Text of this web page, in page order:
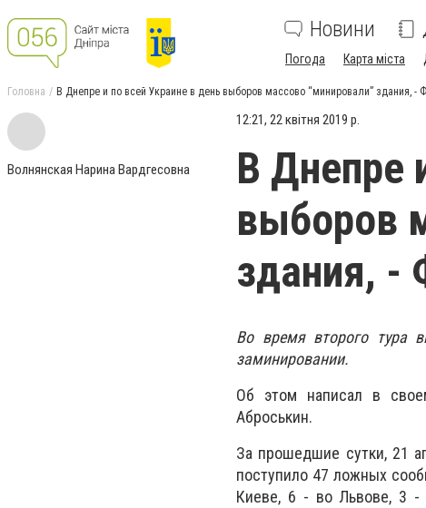
Новини
Погода Карта міста
Головна В Днепре и по всей Украине в день выборов массово “минировали” здания, -
Волнянская Нарина Вардгесовна
12:21, 22 квітня 2019 р.
В Днепре
выборов
здания, -
Во время второго тура
заминировании.
Об этом написал в
Аброськин.
За прошедшие сутки, 21
поступило 47 ложных
Киеве, 6 - во Львове, 3 -